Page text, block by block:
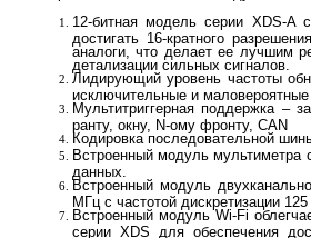
12-битная модель серии XDS-A
достигать 16-кратного
аналоги, что делает ее лучшим
детализации сильных сигналов.
Лидирующий уровень частоты
исключительные и маловероятные
Мультитриггерная поддержка –
ранту, окну, N-ому фронту, CAN
Кодировка последовательной
Встроенный модуль мультиметра
данных.
Встроенный модуль
МГц с частотой дискретизации
Встроенный модуль Wi-Fi
серии XDS для обеспечения